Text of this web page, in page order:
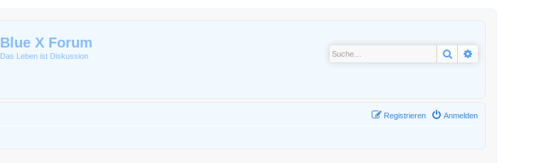
Blue X Forum
Das Leben ist Diskussion Suche
Anmelden
Registrieren